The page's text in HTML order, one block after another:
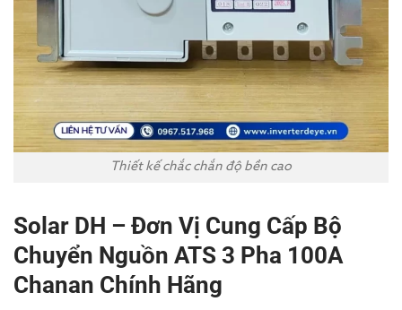
Thiết kế chắc chắn độ bền cao
Solar DH – Đơn Vị Cung Cấp Bộ
Chuyển Nguồn ATS 3 Pha 100A
Chanan Chính Hãng